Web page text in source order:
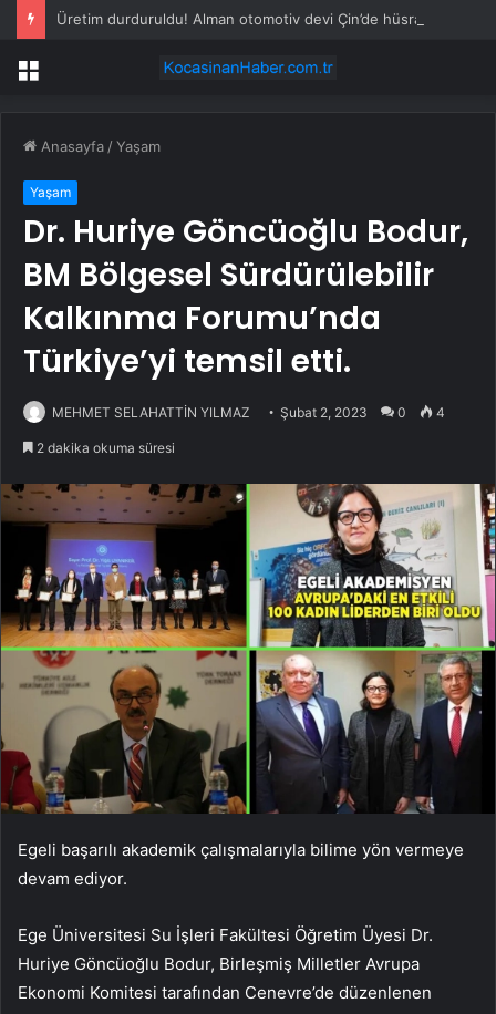
Menü
Anasayfa /Yaşam
Yaşam
Dr. Huriye Göncüoğlu Bodur,
BM Bölgesel Sürdürülebilir
Kalkınma Forumu’nda
Türkiye’yi temsil etti.
MEHMET SELAHATTİN YILMAZ Şubat 2, 2023 0 4
2 dakika okuma süresi
Egeli başarılı akademik çalışmalarıyla bilime yön vermeye
devam ediyor.
Ege Üniversitesi Su İşleri Fakültesi Öğretim Üyesi Dr.
Huriye Göncüoğlu Bodur, Birleşmiş Milletler Avrupa
Ekonomi Komitesi tarafından Cenevre’de düzenlenen